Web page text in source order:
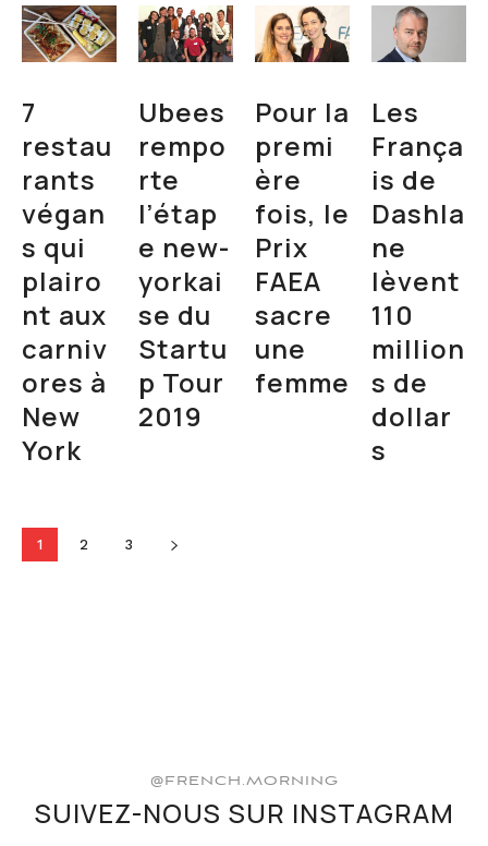
7
restau
rants
végan
s qui
plairo
nt aux
carniv
ores à
New
York
Ubees
rempo
rte
l’étap
e new-
yorkai
se du
Startu
p Tour
2019
Pour la
premi
ère
fois, le
Prix
FAEA
sacre
une
femme
Les
França
is de
Dashla
ne
lèvent
110
million
s de
dollar
s
1 2 3
@FRENCH.MORNING
SUIVEZ-NOUS SUR INSTAGRAM